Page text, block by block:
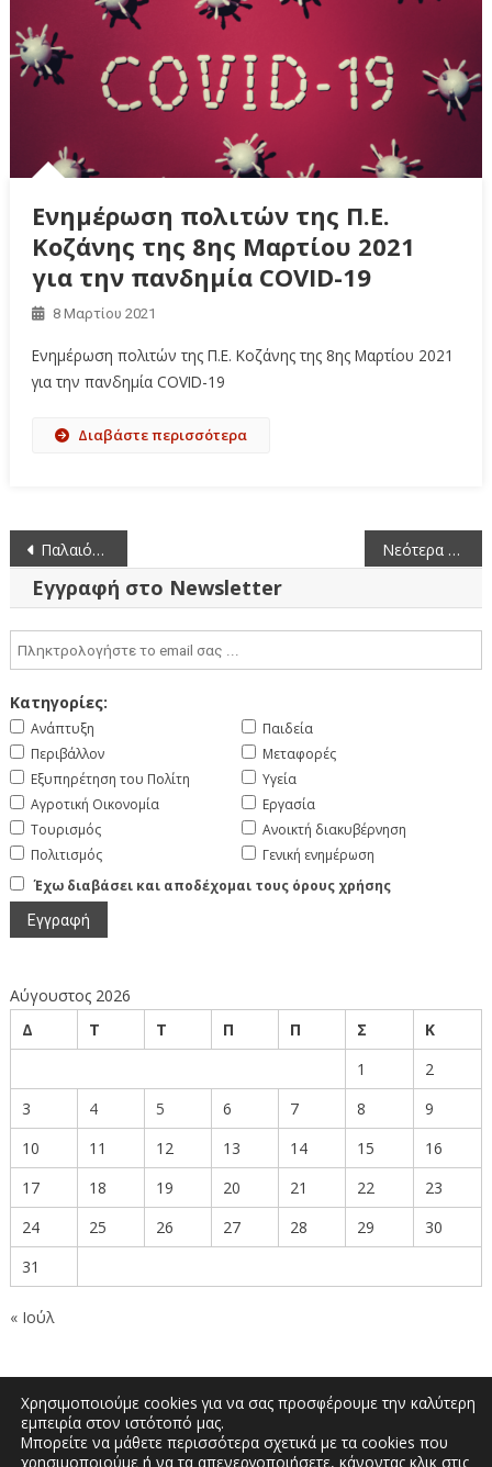
Ενημέρωση πολιτών της Π.Ε.
Κοζάνης της 8ης Μαρτίου 2021
για την πανδημία COVID-19
8 Μαρτίου 2021
Ενημέρωση πολιτών της Π.Ε. Κοζάνης της 8ης Μαρτίου 2021
για την πανδημία COVID-19
Διαβάστε περισσότερα
Πλοήγηση
άρθρων
Παλαιότερα άρθρα Νεότερα άρθρα
Εγγραφή στο Newsletter
Κατηγορίες:
Ανάπτυξη
Περιβάλλον
Εξυπηρέτηση του Πολίτη
Αγροτική Οικονομία
Τουρισμός
Πολιτισμός
Παιδεία
Μεταφορές
Υγεία
Εργασία
Ανοικτή διακυβέρνηση
Γενική ενημέρωση
Έχω διαβάσει και αποδέχομαι τους όρους χρήσης
Αύγουστος 2026
Δ
Τ Τ Π Π Σ
Κ
1
2
3
4 5 6 7 8
9
10
11 12 13 14 15
16
17
18 19 20 21 22
23
24
25 26 27 28 29
30
31
« Ιούλ
Δημοκρατίας 27, Κοζάνη 50100 | Τηλέφωνο:
Χρησιμοποιούμε cookies για να σας προσφέρουμε την καλύτερη
εμπειρία στον ιστότοπό μας.
Μπορείτε να μάθετε περισσότερα σχετικά με τα cookies που
χρησιμοποιούμε ή να τα απενεργοποιήσετε, κάνοντας κλικ στις